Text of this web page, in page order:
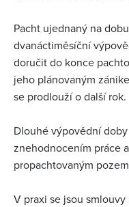
Pacht ujednaný na
dvanáctiměsíční
doručit do konce
jeho plánovaným
se prodlouží o další rok.
Dlouhé výpovědní
znehodnocením práce
propachtovaným
V praxi se jsou